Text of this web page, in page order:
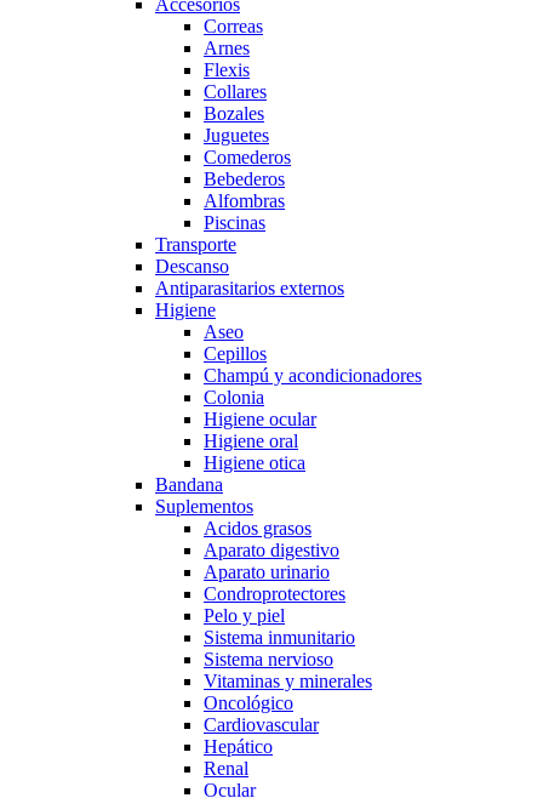
Accesorios
Correas
Arnes
Flexis
Collares
Bozales
Juguetes
Comederos
Bebederos
Alfombras
Piscinas
Transporte
Descanso
Antiparasitarios externos
Higiene
Aseo
Cepillos
Champú y acondicionadores
Colonia
Higiene ocular
Higiene oral
Higiene otica
Bandana
Suplementos
Acidos grasos
Aparato digestivo
Aparato urinario
Condroprotectores
Pelo y piel
Sistema inmunitario
Sistema nervioso
Vitaminas y minerales
Oncológico
Cardiovascular
Hepático
Renal
Ocular